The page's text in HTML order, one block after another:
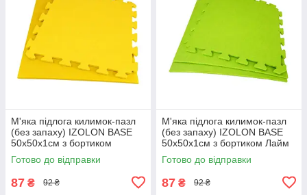
М'яка підлога килимок-пазл
(без запаху) IZOLON BASE
50х50х1см з бортиком
Жовтий (без тиснення)
Готово до відправки
87 ₴ 92 ₴
М'яка підлога килимок-пазл
(без запаху) IZOLON BASE
50х50х1см з бортиком Лайм
(без тиснення)
Готово до відправки
87 ₴ 92 ₴